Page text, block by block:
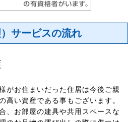
サービスの流れ
がお住まいだった住居は今後ご親
高い資産である事もございます。
、お部屋の建具や共用スペースな